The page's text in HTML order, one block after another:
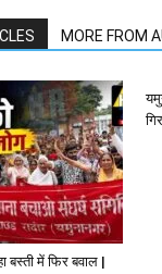
MORE FROM
बस्ती में फिर बवाल |